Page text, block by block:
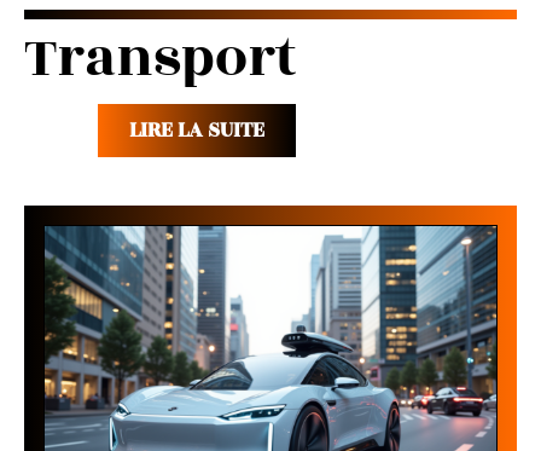
Transport
LIRE LA SUITE